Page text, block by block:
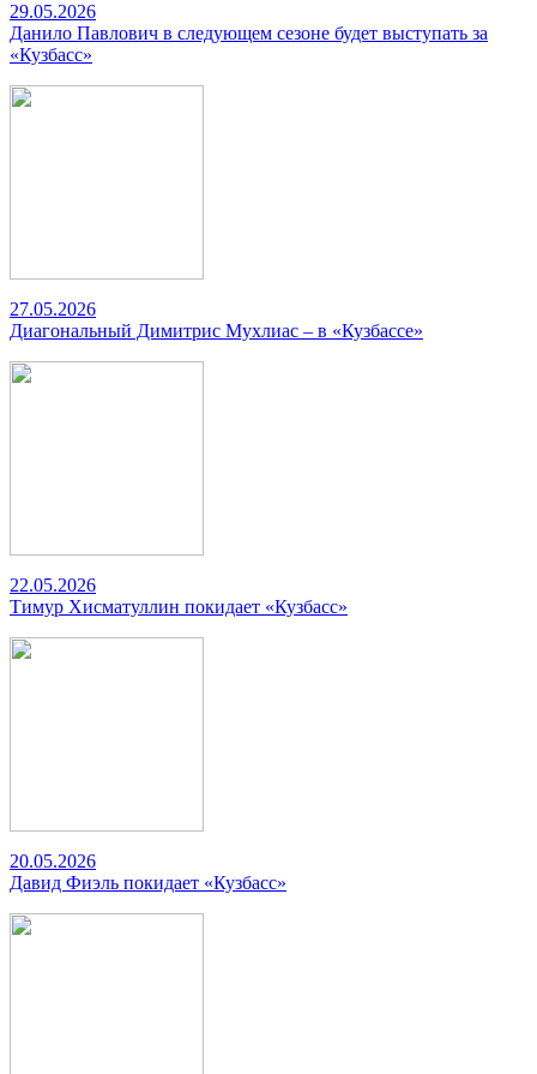
29.05.2026
Данило Павлович в следующем сезоне будет выступать за
«Кузбасс»
27.05.2026
Диагональный Димитрис Мухлиас – в «Кузбассе»
22.05.2026
Тимур Хисматуллин покидает «Кузбасс»
20.05.2026
Давид Фиэль покидает «Кузбасс»